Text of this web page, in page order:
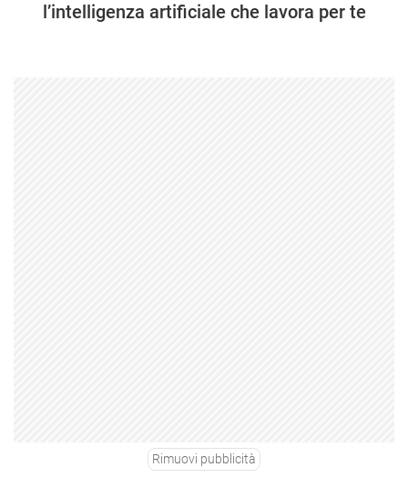
l’intelligenza artificiale che lavora per te
Rimuovi pubblicità